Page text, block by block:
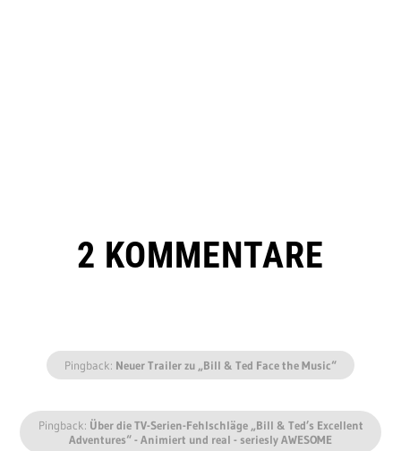
2 KOMMENTARE
Pingback: Neuer Trailer zu „Bill & Ted Face the Music“
Pingback: Über die TV-Serien-Fehlschläge „Bill & Ted’s Excellent
Adventures“ - Animiert und real - seriesly AWESOME